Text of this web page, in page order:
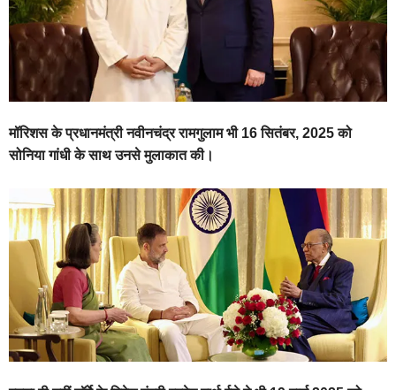
मॉरिशस के प्रधानमंत्री नवीनचंद्र रामगुलाम भी 16 सितंबर, 2025 को
सोनिया गांधी के साथ उनसे मुलाकात की।